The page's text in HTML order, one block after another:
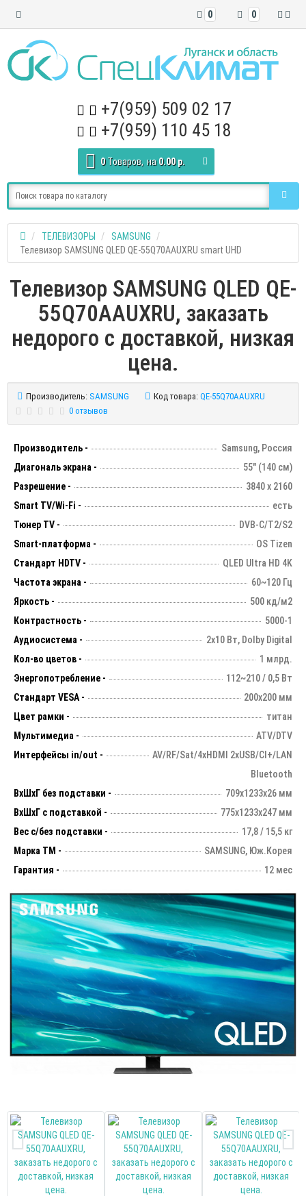
0
0
+7(959) 509 02 17
+7(959) 110 45 18
0 Tоваров, на 0.00 р.
ТЕЛЕВИЗОРЫ
SAMSUNG
Телевизор SAMSUNG QLED QE-55Q70AAUXRU smart UHD
Телевизор SAMSUNG QLED QE-
55Q70AAUXRU, заказать
недорого с доставкой, низкая
цена.
Производитель: SAMSUNG Код товара: QE-55Q70AAUXRU
0 отзывов
Производитель -
Samsung, Россия
Диагональ экрана -
55" (140 см)
Разрешение -
3840 х 2160
Smart TV/Wi-Fi -
есть
Тюнер TV -
DVB-C/T2/S2
Smart-платформа -
OS Tizen
Стандарт HDTV -
QLED Ultra HD 4K
Частота экрана -
60~120 Гц
Яркость -
500 кд/м2
Контрастность -
5000-1
Аудиосистема -
2х10 Вт, Dolby Digital
Кол-во цветов -
1 млрд.
Энергопотребление -
112~210 / 0,5 Вт
Стандарт VESA -
200х200 мм
Цвет рамки -
титан
Мультимедиа -
ATV/DTV
Интерфейсы in/out -
AV/RF/Sat/4xHDMI 2xUSB/CI+/LAN
Bluetooth
ВхШхГ без подставки -
709х1233х26 мм
ВхШхГ с подставкой -
775х1233х247 мм
Вес с/без подставки -
17,8 / 15,5 кг
Марка ТМ -
SAMSUNG, Юж.Корея
Гарантия -
12 мес